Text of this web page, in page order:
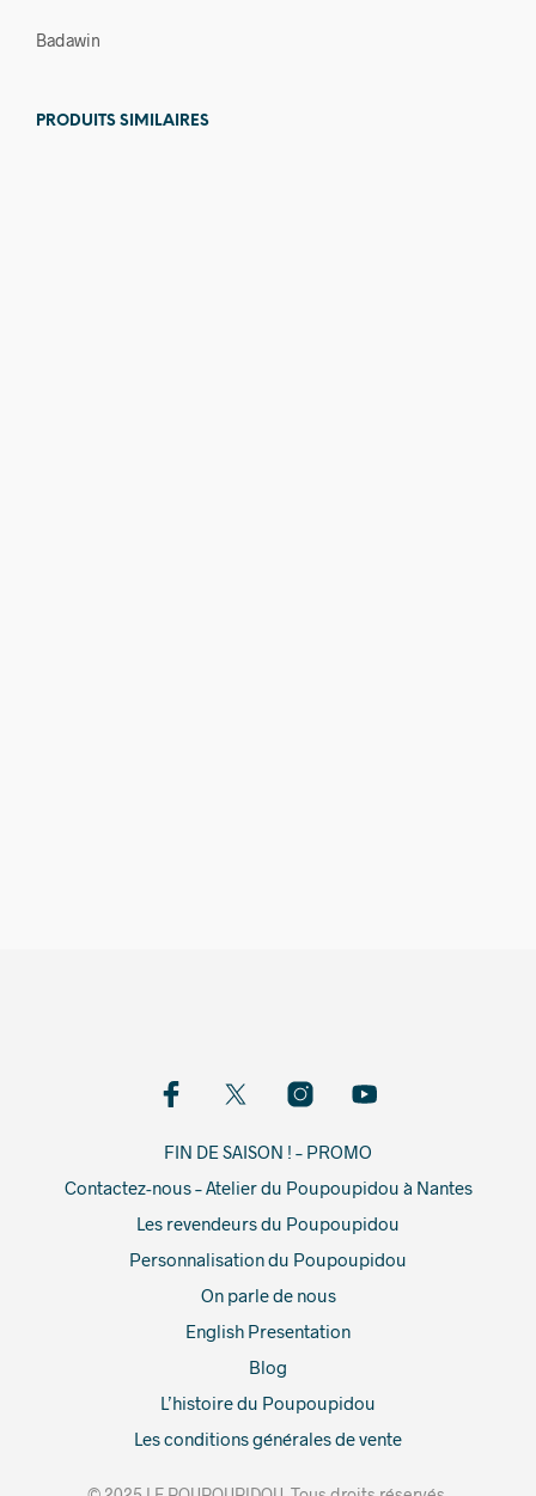
Badawin
PRODUITS SIMILAIRES
FIN DE SAISON ! – PROMO
Contactez-nous – Atelier du Poupoupidou à Nantes
Les revendeurs du Poupoupidou
Personnalisation du Poupoupidou
On parle de nous
English Presentation
Blog
L’histoire du Poupoupidou
Les conditions générales de vente